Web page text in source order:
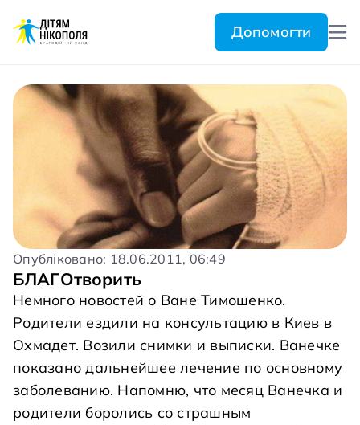
Допомогти
Опубліковано: 18.06.2011, 06:49
БЛАГОтворить
Немного новостей о Ване Тимошенко.
Родители ездили на консультацию в Киев в
Охмадет. Возили снимки и выписки. Ванечке
показано дальнейшее лечение по основному
заболеванию. Напомню, что месяц Ванечка и
родители боролись со страшным